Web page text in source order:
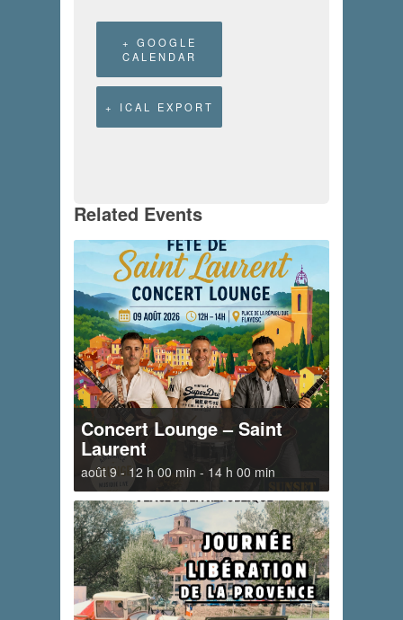
+ GOOGLE
CALENDAR
+ ICAL EXPORT
Related Events
Concert Lounge – Saint
Laurent
août 9 - 12 h 00 min - 14 h 00 min